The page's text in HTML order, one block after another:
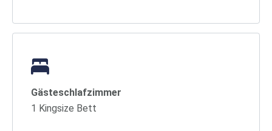
Gästeschlafzimmer
1 Kingsize Bett